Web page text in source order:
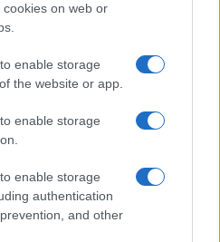
on web or
enable storage
the website or app.
enable storage
enable storage
authentication
and other
h
a
re
precedente
articolo